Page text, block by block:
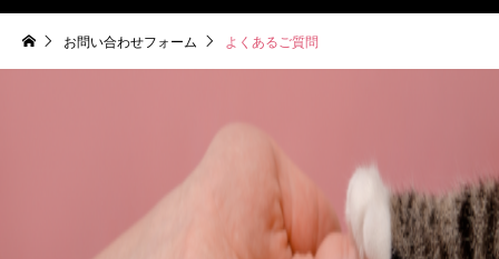
お問い合わせフォーム よくあるご質問